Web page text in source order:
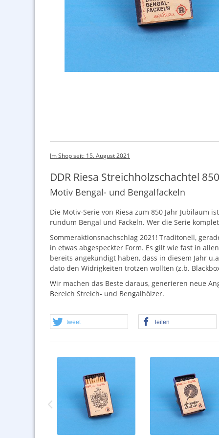
Im Shop seit: 15. August 2021
DDR Riesa Streichholzschachtel
Motiv Bengal- und Bengalfackeln
Die Motiv-Serie von Riesa zum 850 Jahr Jubiläum
rundum Bengal und Fackeln. Wer die Serie
Sommeraktionsnachschlag 2021! Traditonell,
in etwas abgespeckter Form. Es gilt wie fast in
bereits angekündigt haben, dass in diesem Jahr
dato den Widrigkeiten trotzen wollten (z.b.
Wir machen das Beste daraus, generieren neue
Bereich Streich- und Bengalhölzer.
tweet teilen